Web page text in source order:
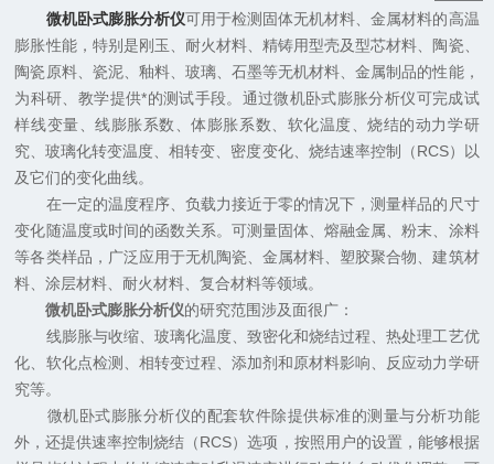
微机卧式膨胀分析仪可用于检测固体无机材料、金属材料的高温
膨胀性能，特别是刚玉、耐火材料、精铸用型壳及型芯材料、陶瓷、
陶瓷原料、瓷泥、釉料、玻璃、石墨等无机材料、金属制品的性能，
为科研、教学提供*的测试手段。通过微机卧式膨胀分析仪可完成试
样线变量、线膨胀系数、体膨胀系数、软化温度、烧结的动力学研
究、玻璃化转变温度、相转变、密度变化、烧结速率控制（RCS）以
及它们的变化曲线。
在一定的温度程序、负载力接近于零的情况下，测量样品的尺寸
变化随温度或时间的函数关系。可测量固体、熔融金属、粉末、涂料
等各类样品，广泛应用于无机陶瓷、金属材料、塑胶聚合物、建筑材
料、涂层材料、耐火材料、复合材料等领域。
微机卧式膨胀分析仪的研究范围涉及面很广：
线膨胀与收缩、玻璃化温度、致密化和烧结过程、热处理工艺优
化、软化点检测、相转变过程、添加剂和原材料影响、反应动力学研
究等。
微机卧式膨胀分析仪的配套软件除提供标准的测量与分析功能
外，还提供速率控制烧结（RCS）选项，按照用户的设置，能够根据